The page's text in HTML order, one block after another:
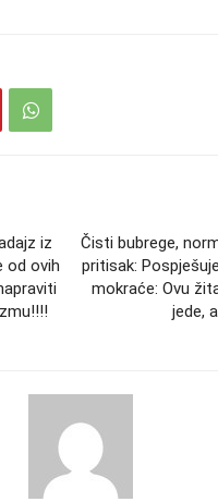
iz
od ovih
Čisti bubrege,
pritisak:
mokraće: Ovu
jede,